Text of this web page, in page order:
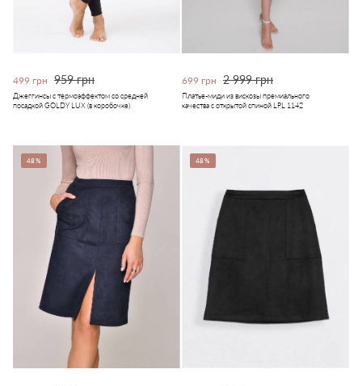
499 грн 959 грн
Джеггинсы с термоэффектом со средней
посадкой GOLDY LUX (в коробочке)
699 грн 2 999 грн
Платье-миди из вискозы премиального
качества с открытой спиной LPL 1142
48% 48%